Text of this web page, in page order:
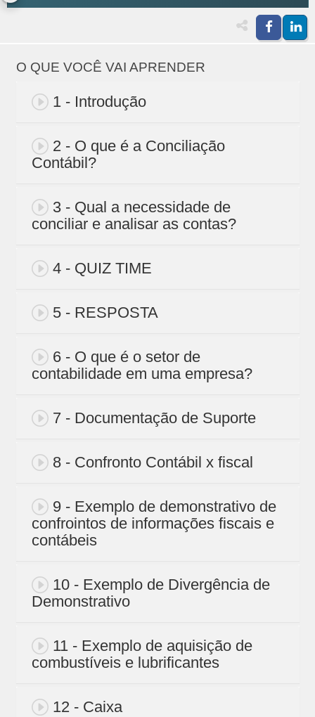
O QUE VOCÊ VAI APRENDER
1 - Introdução
2 - O que é a Conciliação
Contábil?
3 - Qual a necessidade de
conciliar e analisar as contas?
4 - QUIZ TIME
5 - RESPOSTA
6 - O que é o setor de
contabilidade em uma empresa?
7 - Documentação de Suporte
8 - Confronto Contábil x fiscal
9 - Exemplo de demonstrativo de
confrointos de informações fiscais e
contábeis
10 - Exemplo de Divergência de
Demonstrativo
11 - Exemplo de aquisição de
combustíveis e lubrificantes
12 - Caixa